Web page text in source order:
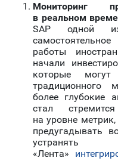
Мониторинг
в реальном
SAP одной
работы
начали
которые
традиционного
более глубокие
стал
на уровне
предугадывать
«Лента»